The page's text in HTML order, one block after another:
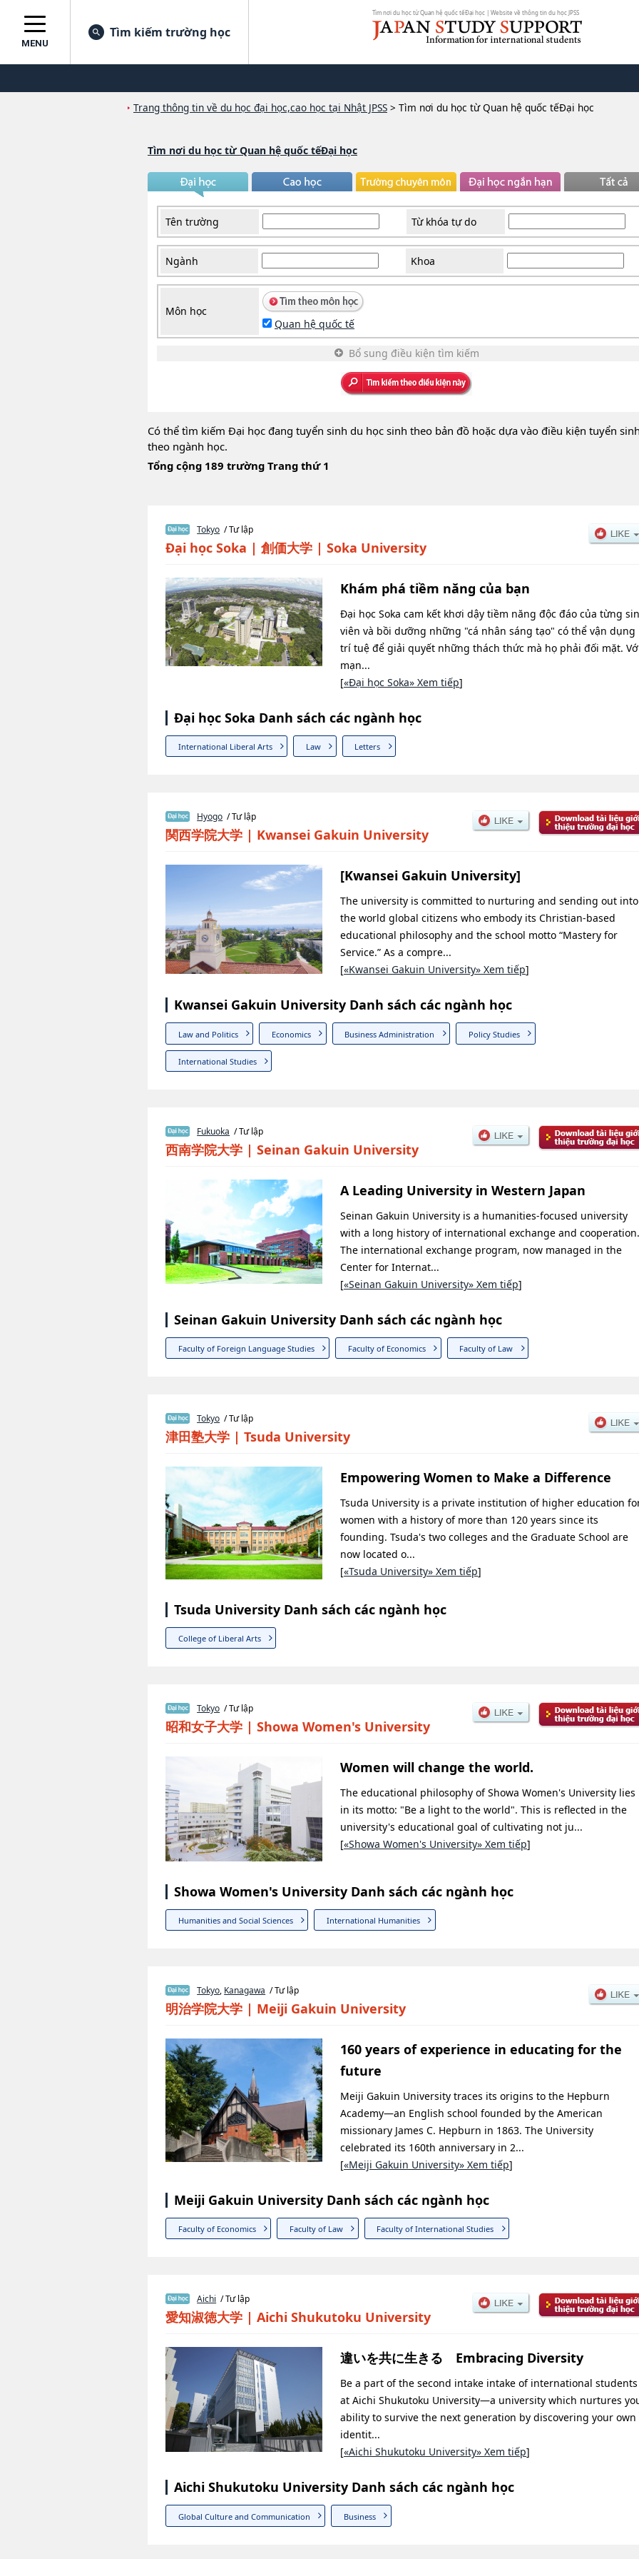
Tìm nơi du học từ Quan hệ quốc tếĐại học | Website về thông tin du học JPSS
MENU
Tìm kiếm trường học
Trang thông tin về du học đại học,cao học tại Nhật JPSS > Tìm nơi du học từ Quan hệ quốc tếĐại học
Tìm nơi du học từ Quan hệ quốc tếĐại học
Tên trường Từ khóa tự do
Ngành Khoa
Môn học
Quan hệ quốc tế
Bổ sung điều kiện tìm kiếm
Có thể tìm kiếm Đại học đang tuyển sinh du học sinh theo bản đồ hoặc dựa vào điều kiện tuyển
theo ngành học.
Tổng cộng 189 trường Trang thứ 1
Tokyo / Tư lập
Đại học Soka | 創価大学 | Soka University
Khám phá tiềm năng của bạn
Đại học Soka cam kết khơi dậy tiềm năng độc đáo của từng
viên và bồi dưỡng những "cá nhân sáng tạo" có thể vận dụng
trí tuệ để giải quyết những thách thức mà họ phải đối mặt.
mạn...
[«Đại học Soka» Xem tiếp]
Đại học Soka Danh sách các ngành học
International Liberal Arts Law Letters
Hyogo / Tư lập
関西学院大学 | Kwansei Gakuin University
[Kwansei Gakuin University]
The university is committed to nurturing and sending out into
the world global citizens who embody its Christian-based
educational philosophy and the school motto “Mastery for
Service.” As a compre...
[«Kwansei Gakuin University» Xem tiếp]
Kwansei Gakuin University Danh sách các ngành học
Law and Politics Economics Business Administration Policy Studies
International Studies
Fukuoka / Tư lập
西南学院大学 | Seinan Gakuin University
A Leading University in Western Japan
Seinan Gakuin University is a humanities-focused university
with a long history of international exchange and cooperation.
The international exchange program, now managed in the
Center for Internat...
[«Seinan Gakuin University» Xem tiếp]
Seinan Gakuin University Danh sách các ngành học
Faculty of Foreign Language Studies Faculty of Economics Faculty of Law
Tokyo / Tư lập
津田塾大学 | Tsuda University
Empowering Women to Make a Difference
Tsuda University is a private institution of higher education
women with a history of more than 120 years since its
founding. Tsuda's two colleges and the Graduate School are
now located o...
[«Tsuda University» Xem tiếp]
Tsuda University Danh sách các ngành học
College of Liberal Arts
Tokyo / Tư lập
昭和女子大学 | Showa Women's University
Women will change the world.
The educational philosophy of Showa Women's University lies
in its motto: "Be a light to the world". This is reflected in the
university's educational goal of cultivating not ju...
[«Showa Women's University» Xem tiếp]
Showa Women's University Danh sách các ngành học
Humanities and Social Sciences International Humanities
Tokyo, Kanagawa / Tư lập
明治学院大学 | Meiji Gakuin University
160 years of experience in educating for the
future
Meiji Gakuin University traces its origins to the Hepburn
Academy—an English school founded by the American
missionary James C. Hepburn in 1863. The University
celebrated its 160th anniversary in 2...
[«Meiji Gakuin University» Xem tiếp]
Meiji Gakuin University Danh sách các ngành học
Faculty of Economics Faculty of Law Faculty of International Studies
Aichi / Tư lập
愛知淑徳大学 | Aichi Shukutoku University
違いを共に生きる Embracing Diversity
Be a part of the second intake intake of international students
at Aichi Shukutoku University—a university which nurtures
ability to survive the next generation by discovering your own
identit...
[«Aichi Shukutoku University» Xem tiếp]
Aichi Shukutoku University Danh sách các ngành học
Global Culture and Communication Business